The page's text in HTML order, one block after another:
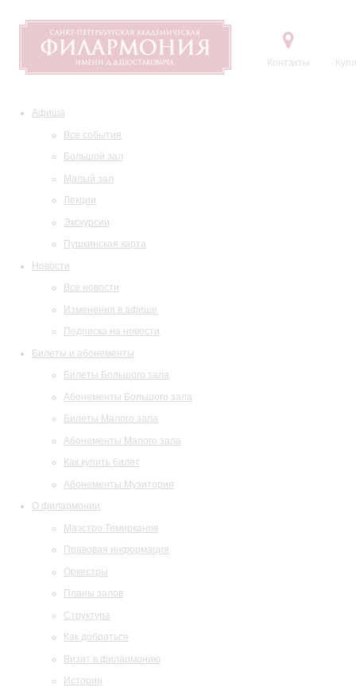
Контакты
Афиша
Все события
Большой зал
Малый зал
Лекции
Экскурсии
Пушкинская карта
Новости
Все новости
Изменения в афише
Подписка на новости
Билеты и абонементы
Билеты Большого зала
Абонементы Большого зала
Билеты Малого зала
Абонементы Малого зала
Как купить билет
Абонементы Музитория
О филармонии
Маэстро Темирканов
Правовая информация
Оркестры
Планы залов
Структура
Как добраться
Визит в филармонию
История